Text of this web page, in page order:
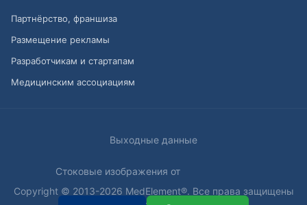
Партнёрство, франшиза
Размещение рекламы
Разработчикам и стартапам
Медицинским ассоциациям
Выходные данные
Стоковые изображения от
Copyright © 2013-2026 MedElement®. Все права защищены